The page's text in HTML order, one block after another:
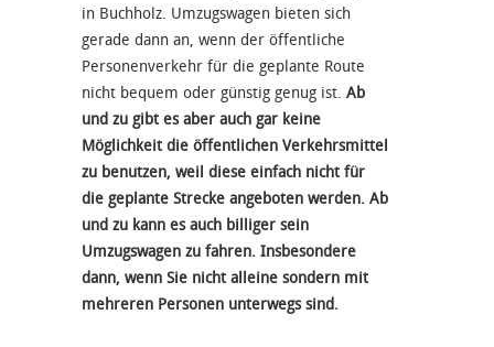
in Buchholz. Umzugswagen bieten sich
gerade dann an, wenn der öffentliche
Personenverkehr für die geplante Route
nicht bequem oder günstig genug ist. Ab
und zu gibt es aber auch gar keine
Möglichkeit die öffentlichen Verkehrsmittel
zu benutzen, weil diese einfach nicht für
die geplante Strecke angeboten werden. Ab
und zu kann es auch billiger sein
Umzugswagen zu fahren. Insbesondere
dann, wenn Sie nicht alleine sondern mit
mehreren Personen unterwegs sind.